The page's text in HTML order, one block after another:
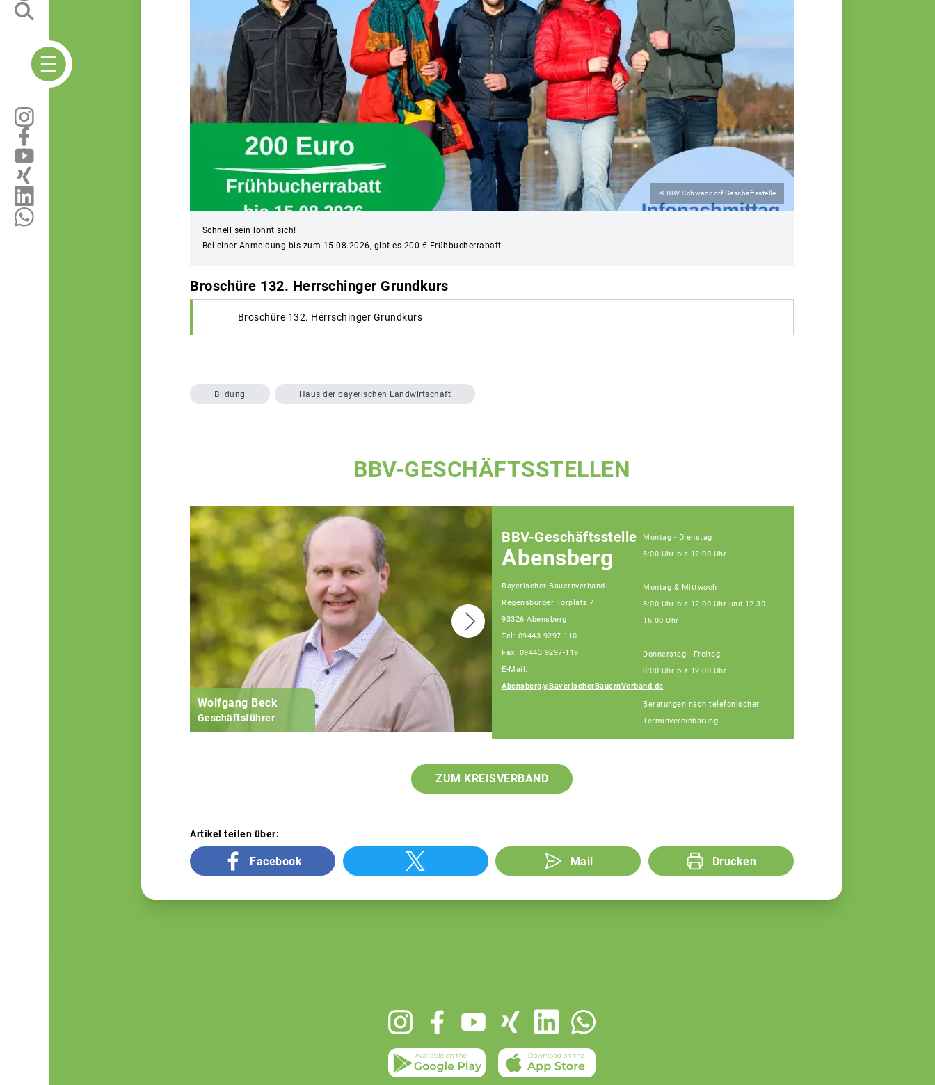
© BBV Schwandorf Geschäftsstelle
Schnell sein lohnt sich!
Bei einer Anmeldung bis zum 15.08.2026, gibt es 200 € Frühbucherrabatt
Broschüre 132. Herrschinger Grundkurs
Broschüre 132. Herrschinger Grundkurs
Bildung Haus der bayerischen Landwirtschaft
BBV-GESCHÄFTSSTELLEN
Wolfgang Beck
Geschäftsführer
BBV-Geschäftsstelle
Abensberg
Bayerischer Bauernverband
Regensburger Torplatz 7
93326 Abensberg
Tel: 09443 9297-110
Fax: 09443 9297-119
E-Mail:
Abensberg@BayerischerBauernVerband.de
Montag - Dienstag
8:00 Uhr bis 12:00 Uhr
Montag & Mittwoch
8:00 Uhr bis 12:00 Uhr und 12.30-
16.00 Uhr
Donnerstag - Freitag
8:00 Uhr bis 12:00 Uhr
Beratungen nach telefonischer
Terminvereinbarung
ZUM KREISVERBAND
Artikel teilen über:
Facebook Mail Drucken